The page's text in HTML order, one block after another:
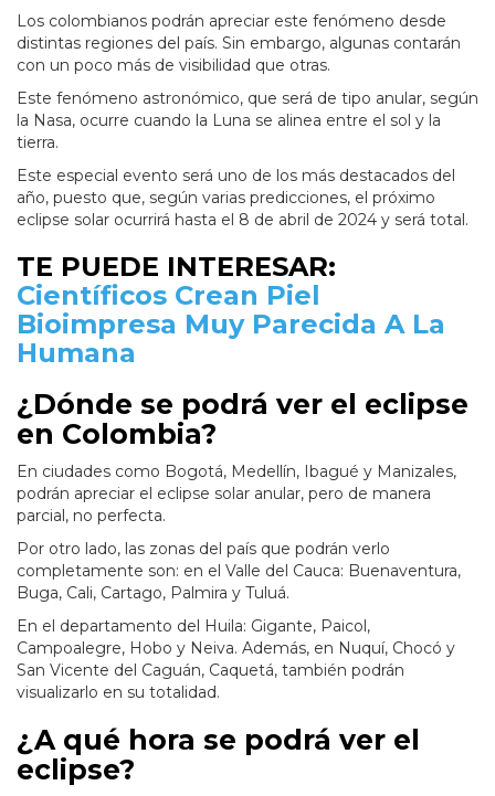
Los colombianos podrán apreciar este fenómeno desde
distintas regiones del país. Sin embargo, algunas contarán
con un poco más de visibilidad que otras.
Este fenómeno astronómico, que será de tipo anular, según
la Nasa, ocurre cuando la Luna se alinea entre el sol y la
tierra.
Este especial evento será uno de los más destacados del
año, puesto que, según varias predicciones, el próximo
eclipse solar ocurrirá hasta el 8 de abril de 2024 y será total.
TE PUEDE INTERESAR:
Científicos Crean Piel
Bioimpresa Muy Parecida A La
Humana
¿Dónde se podrá ver el eclipse
en Colombia?
En ciudades como Bogotá, Medellín, Ibagué y Manizales,
podrán apreciar el eclipse solar anular, pero de manera
parcial, no perfecta.
Por otro lado, las zonas del país que podrán verlo
completamente son: en el Valle del Cauca: Buenaventura,
Buga, Cali, Cartago, Palmira y Tuluá.
En el departamento del Huila: Gigante, Paicol,
Campoalegre, Hobo y Neiva. Además, en Nuquí, Chocó y
San Vicente del Caguán, Caquetá, también podrán
visualizarlo en su totalidad.
¿A qué hora se podrá ver el
eclipse?